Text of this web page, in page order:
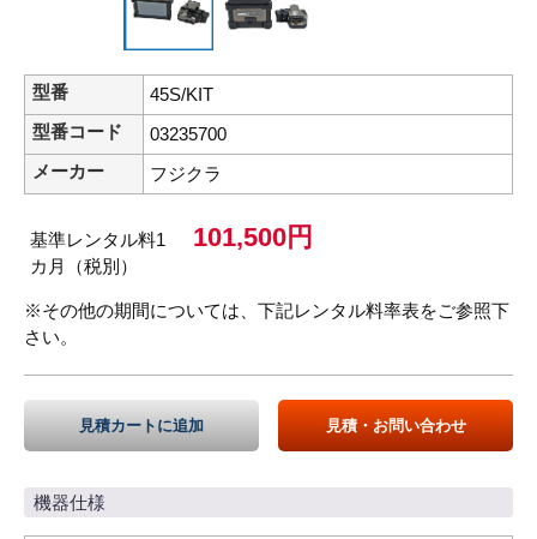
型番
45S/KIT
型番コード
03235700
メーカー
フジクラ
基準レンタル料1
カ月（税別）
101,500円
※その他の期間については、下記レンタル料率表をご参照下
さい。
見積カートに追加 見積・お問い合わせ
機器仕様